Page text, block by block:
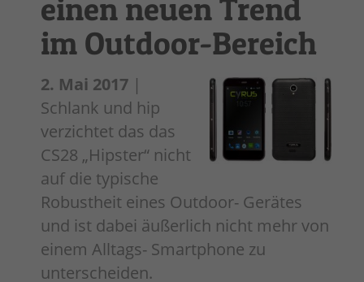
einen neuen Trend
im Outdoor-Bereich
2. Mai 2017 |
Schlank und hip
verzichtet das das
CS28 „Hipster“ nicht
auf die typische
Robustheit eines Outdoor- Gerätes
und ist dabei äußerlich nicht mehr von
einem Alltags- Smartphone zu
unterscheiden.